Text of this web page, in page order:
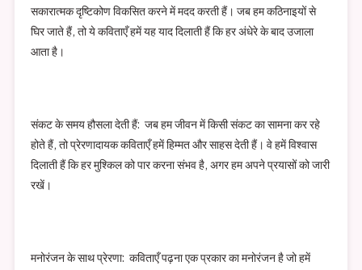
सकारात्मक दृष्टिकोण विकसित करने में मदद करती हैं। जब हम कठिनाइयों से
घिर जाते हैं, तो ये कविताएँ हमें यह याद दिलाती हैं कि हर अंधेरे के बाद उजाला
आता है।
संकट के समय हौसला देती हैं: जब हम जीवन में किसी संकट का सामना कर रहे
होते हैं, तो प्रेरणादायक कविताएँ हमें हिम्मत और साहस देती हैं। वे हमें विश्वास
दिलाती हैं कि हर मुश्किल को पार करना संभव है, अगर हम अपने प्रयासों को जारी
रखें।
मनोरंजन के साथ प्रेरणा: कविताएँ पढ़ना एक प्रकार का मनोरंजन है जो हमें